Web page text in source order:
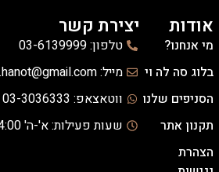
אודות
מי אנחנו?
בלוג סה לה וי
הסניפים שלנו
תקנון אתר
הצהרת
יצירת קשר
טלפון: 03-6139999
מייל: celavi.hanot@gmail.com
ווטאצאפ: 03-3036333
שעות פעילות: א'-ה' 11:00-14:00 18:00-22:00